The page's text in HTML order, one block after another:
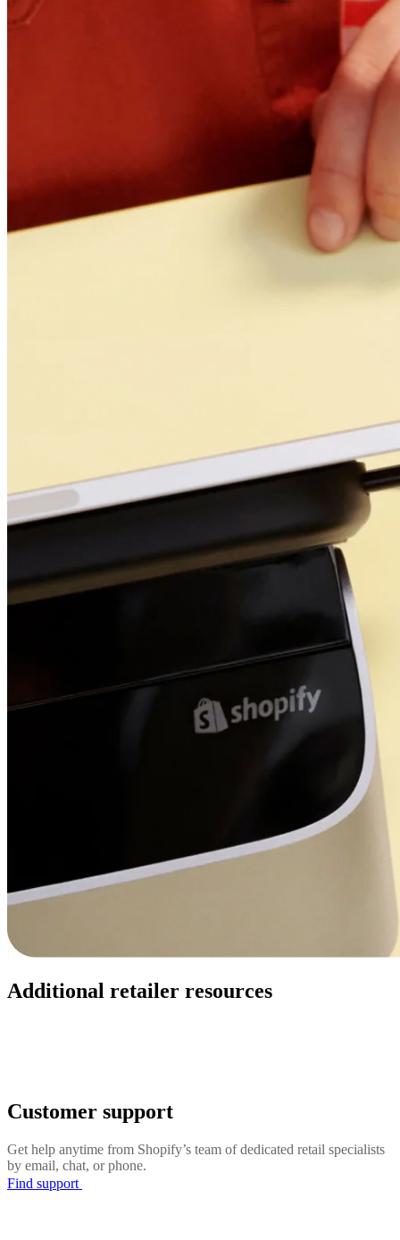
Additional retailer resources
Customer support
Get help anytime from Shopify’s team of dedicated retail specialists
by email, chat, or phone.
Find support